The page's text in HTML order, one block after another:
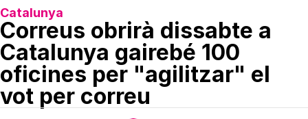
Catalunya
Correus obrirà dissabte a
Catalunya gairebé 100
oficines per "agilitzar" el
vot per correu